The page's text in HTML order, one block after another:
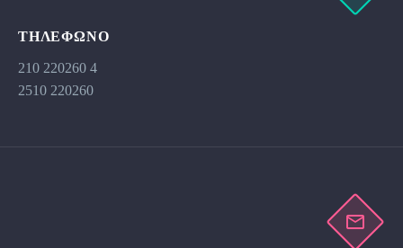
ΤΗΛΕΦΩΝΟ
210 220260 4
2510 220260